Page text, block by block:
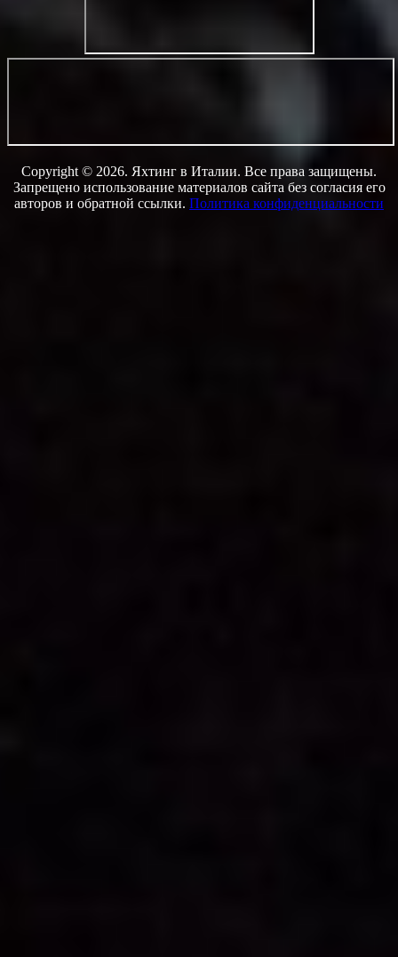
Copyright © 2026. Яхтинг в Италии. Все права защищены.
Запрещено использование материалов сайта без согласия его
авторов и обратной ссылки. Политика конфиденциальности